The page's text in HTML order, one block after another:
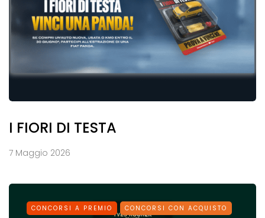
I FIORI DI TESTA
7 Maggio 2026
CONCORSI A PREMIO CONCORSI CON ACQUISTO